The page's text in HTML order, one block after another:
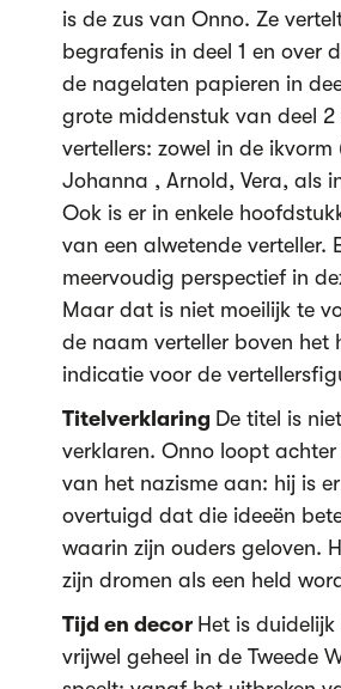
is de zus van Onno. Ze
begrafenis in deel 1 en over
de nagelaten papieren in
grote middenstuk van deel 2
vertellers: zowel in de ikvorm
Johanna , Arnold, Vera, als
Ook is er in enkele
van een alwetende verteller.
meervoudig perspectief in
Maar dat is niet moeilijk te
de naam verteller boven het
indicatie voor de
Titelverklaring De titel is
verklaren. Onno loopt achter
van het nazisme aan: hij is
overtuigd dat die ideeën
waarin zijn ouders geloven.
zijn dromen als een held
Tijd en decor Het is
vrijwel geheel in de Tweede